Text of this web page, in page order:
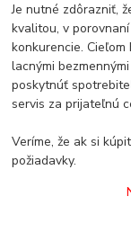
Je nutné zdôrazniť,
kvalitou, v
konkurencie. Cieľom
lacnými
poskytnúť
servis za prijateľnú
Veríme, že ak si
požiadavky.